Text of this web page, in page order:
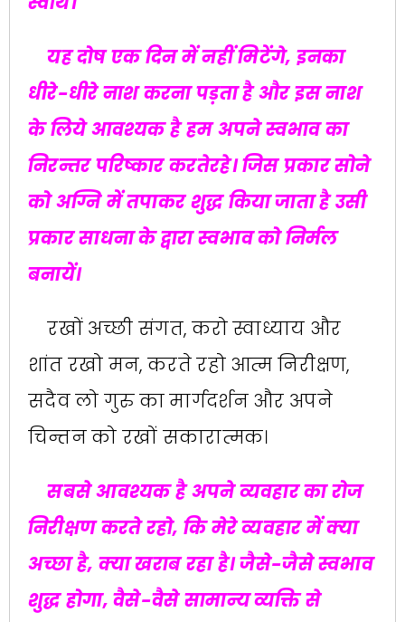
यह दोष एक दिन में नहीं मिटेंगे, इनका
धीरे-धीरे नाश करना पड़ता है और इस नाश
के लिये आवश्यक है हम अपने स्वभाव का
निरन्तर परिष्कार करतेरहे। जिस प्रकार सोने
को अग्नि में तपाकर शुद्ध किया जाता है उसी
प्रकार साधना के द्वारा स्वभाव को निर्मल
बनायें।
रखों अच्छी संगत, करो स्वाध्याय और
शांत रखो मन, करते रहो आत्म निरीक्षण,
सदैव लो गुरु का मार्गदर्शन और अपने
चिन्तन को रखों सकारात्मक।
सबसे आवश्यक है अपने व्यवहार का रोज
निरीक्षण करते रहो, कि मेरे व्यवहार में क्या
अच्छा है, क्या खराब रहा है। जैसे-जैसे स्वभाव
शुद्ध होगा, वैसे-वैसे सामान्य व्यक्ति से